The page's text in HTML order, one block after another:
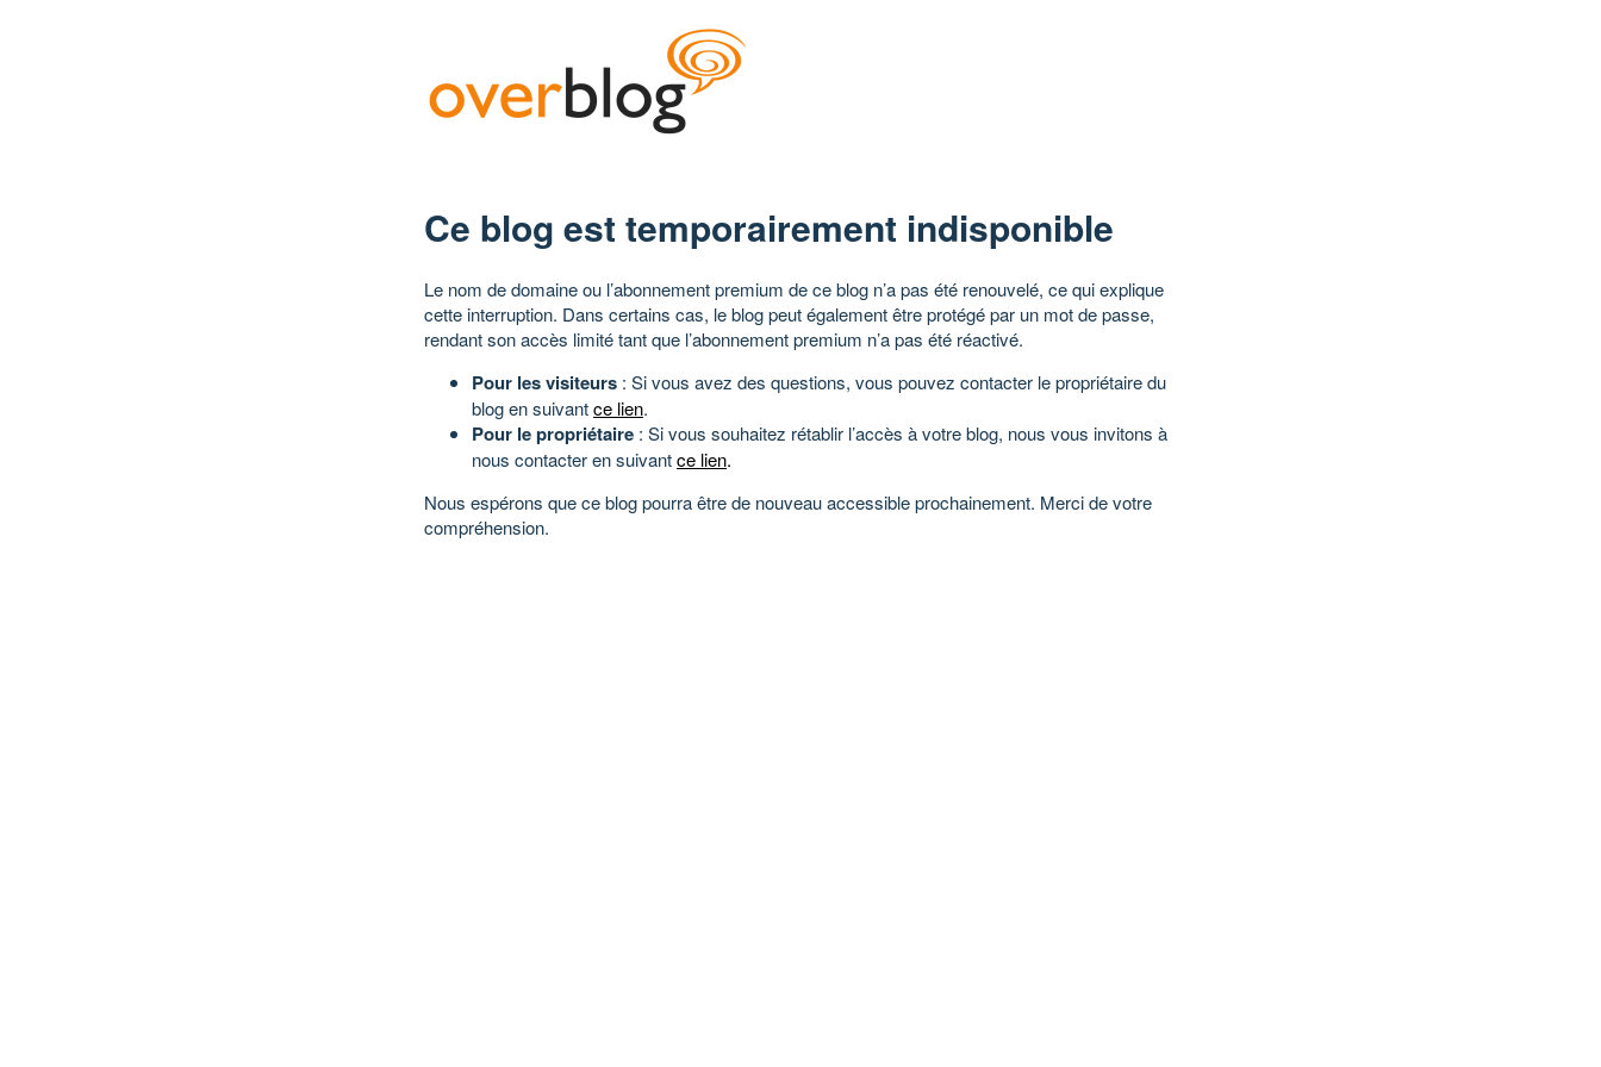
Ce blog est temporairement indisponible
Le nom de domaine ou l’abonnement premium de ce blog n’a pas été renouvelé, ce qui explique
cette interruption. Dans certains cas, le blog peut également être protégé par un mot de passe,
rendant son accès limité tant que l’abonnement premium n’a pas été réactivé.
Pour les visiteurs : Si vous avez des questions, vous pouvez contacter le propriétaire du
blog en suivantce lien.
Pour le propriétaire : Si vous souhaitez rétablir l’accès à votre blog, nous vous invitons à
nous contacter en suivantce lien.
Nous espérons que ce blog pourra être de nouveau accessible prochainement. Merci de votre
compréhension.